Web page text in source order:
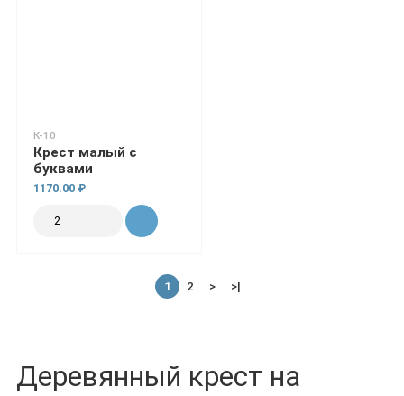
К-10
Крест малый с
буквами
1170.00 ₽
1 2 > >|
Деревянный крест на